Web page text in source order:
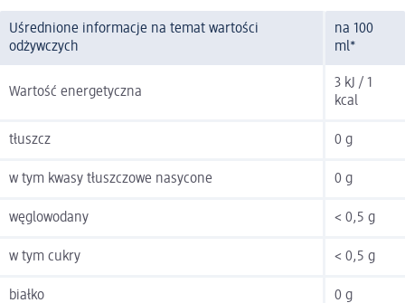
Uśrednione informacje na temat wartości
odżywczych
na 100
ml*
Wartość energetyczna
3 kJ / 1
kcal
tłuszcz 0 g
w tym kwasy tłuszczowe nasycone 0 g
węglowodany < 0,5 g
w tym cukry < 0,5 g
białko 0 g